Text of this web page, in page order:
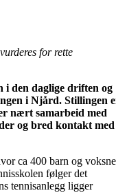
for rette
i den daglige driften og
i Njård. Stillingen
nært samarbeid med
og bred kontakt med
ca 400 barn og voksne
følger det
tennisanlegg ligger